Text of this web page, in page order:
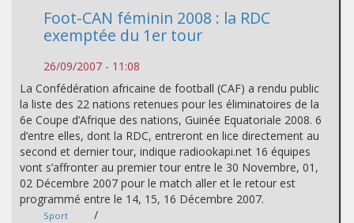
Foot-CAN féminin 2008 : la RDC
exemptée du 1er tour
26/09/2007 - 11:08
La Confédération africaine de football (CAF) a rendu public
la liste des 22 nations retenues pour les éliminatoires de la
6e Coupe d’Afrique des nations, Guinée Equatoriale 2008. 6
d’entre elles, dont la RDC, entreront en lice directement au
second et dernier tour, indique radiookapi.net 16 équipes
vont s’affronter au premier tour entre le 30 Novembre, 01,
02 Décembre 2007 pour le match aller et le retour est
programmé entre le 14, 15, 16 Décembre 2007.
Sport /